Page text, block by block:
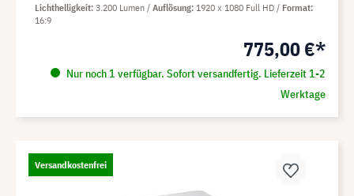
775,00 €*
Nur noch 1 verfügbar. Sofort versandfertig. Lieferzeit 1-2
Werktage
Lichthelligkeit 3.200 Lumen Auflösung 1920 x 1080 Full HD
Format
16:9
Versandkostenfrei